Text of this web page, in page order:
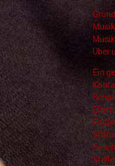
Über
Ein